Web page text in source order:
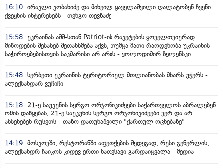
16:10 ირაკლი კობახიძე და მიხეილ ყაველაშვილი ღალატობენ ჩვენი
ქვეყნის ინტერესებს - თენგო თევზაძე
15:58 უკრაინას აშშ-სთან Patriot-ის რაკეტების ყოველთვიურად
მიწოდების შესახებ შეთანხმება აქვს, თუმცა მათი რაოდენობა უკრაინის
საჭიროებებისთვის საკმარისი არ არის - ვოლოდიმირ ზელენსკი
15:48 სერბეთი უკრაინის ტერიტორიულ მთლიანობას მხარს უჭერს -
ალექსანდარ ვუჩიჩი
15:18
21-ე საუკუნის სერგო ორჯონიკიძეები საქართველოს აბრალებენ
ომის დაწყებას, 21-ე საუკუნის სერგო ორჯონიკიძეები ვერ და არ
ახსენებენ რუსეთს - თაზო დათუნაშვილი "ქართულ ოცნებაზე"
14:19 მოსკოვში, რესტორანში აფეთქების შედეგად, რუსი გენერლის,
ალექსანდრ ჩაიკოს კიდევ ერთი ნათესავი გარდაიცვალა - მედია